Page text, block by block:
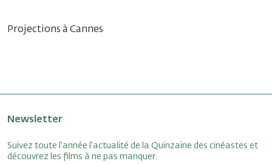
Projections à Cannes
Newsletter
Suivez toute l'année l'actualité de la Quinzaine des cinéastes et
découvrez les films à ne pas manquer.